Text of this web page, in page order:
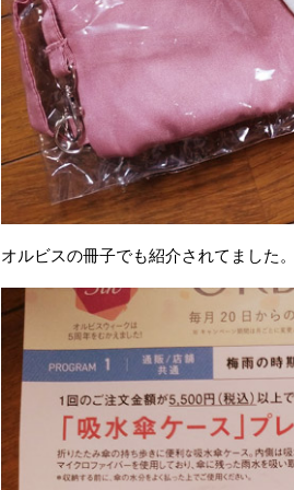
オルビスの冊子でも紹介されてました